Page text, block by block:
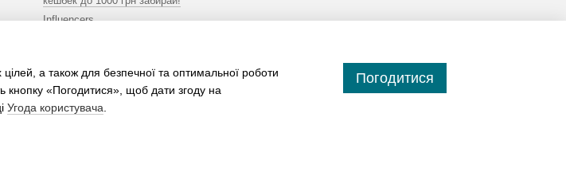
Influencers
а також для безпечної та оптимальної роботи
кнопку «Погодитися», щоб дати згоду на
Угода користувача
Погодитися